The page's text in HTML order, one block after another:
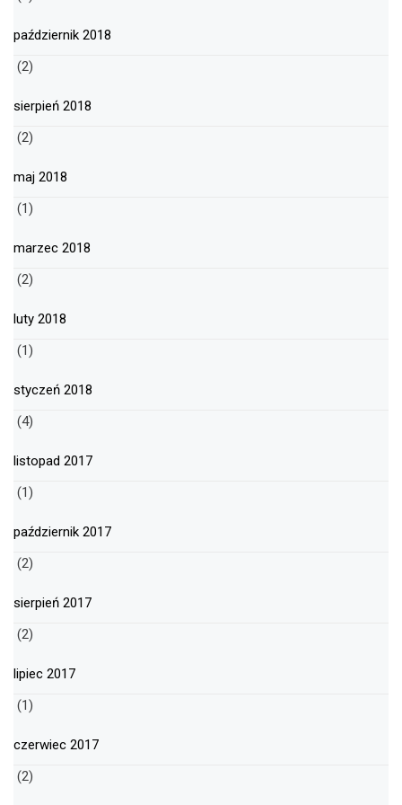
październik 2018
(2)
sierpień 2018
(2)
maj 2018
(1)
marzec 2018
(2)
luty 2018
(1)
styczeń 2018
(4)
listopad 2017
(1)
październik 2017
(2)
sierpień 2017
(2)
lipiec 2017
(1)
czerwiec 2017
(2)